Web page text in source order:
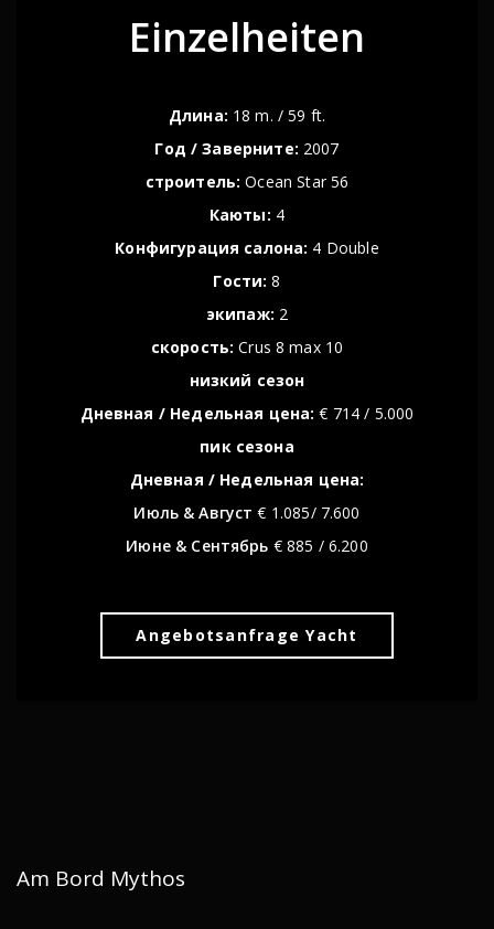
Einzelheiten
Длина: 18 m. / 59 ft.
Год / Заверните: 2007
строитель: Ocean Star 56
Каюты: 4
Конфигурация салона: 4 Double
Гости: 8
экипаж: 2
скорость: Crus 8 max 10
низкий сезон
Дневная / Недельная цена: € 714 / 5.000
пик сезонa
Дневная / Недельная цена:
Июль & Август € 1.085/ 7.600
Июне & Сентябрь € 885 / 6.200
Angebotsanfrage Yacht
Am Bord Mythos